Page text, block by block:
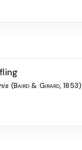
(Baird & Girard, 1853)